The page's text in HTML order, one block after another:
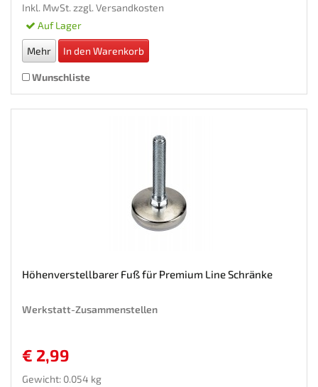
Inkl. MwSt. zzgl. Versandkosten
Auf Lager
Mehr In den Warenkorb
Wunschliste
Höhenverstellbarer Fuß für Premium Line Schränke
Werkstatt-Zusammenstellen
€ 2,99
Gewicht: 0.054 kg